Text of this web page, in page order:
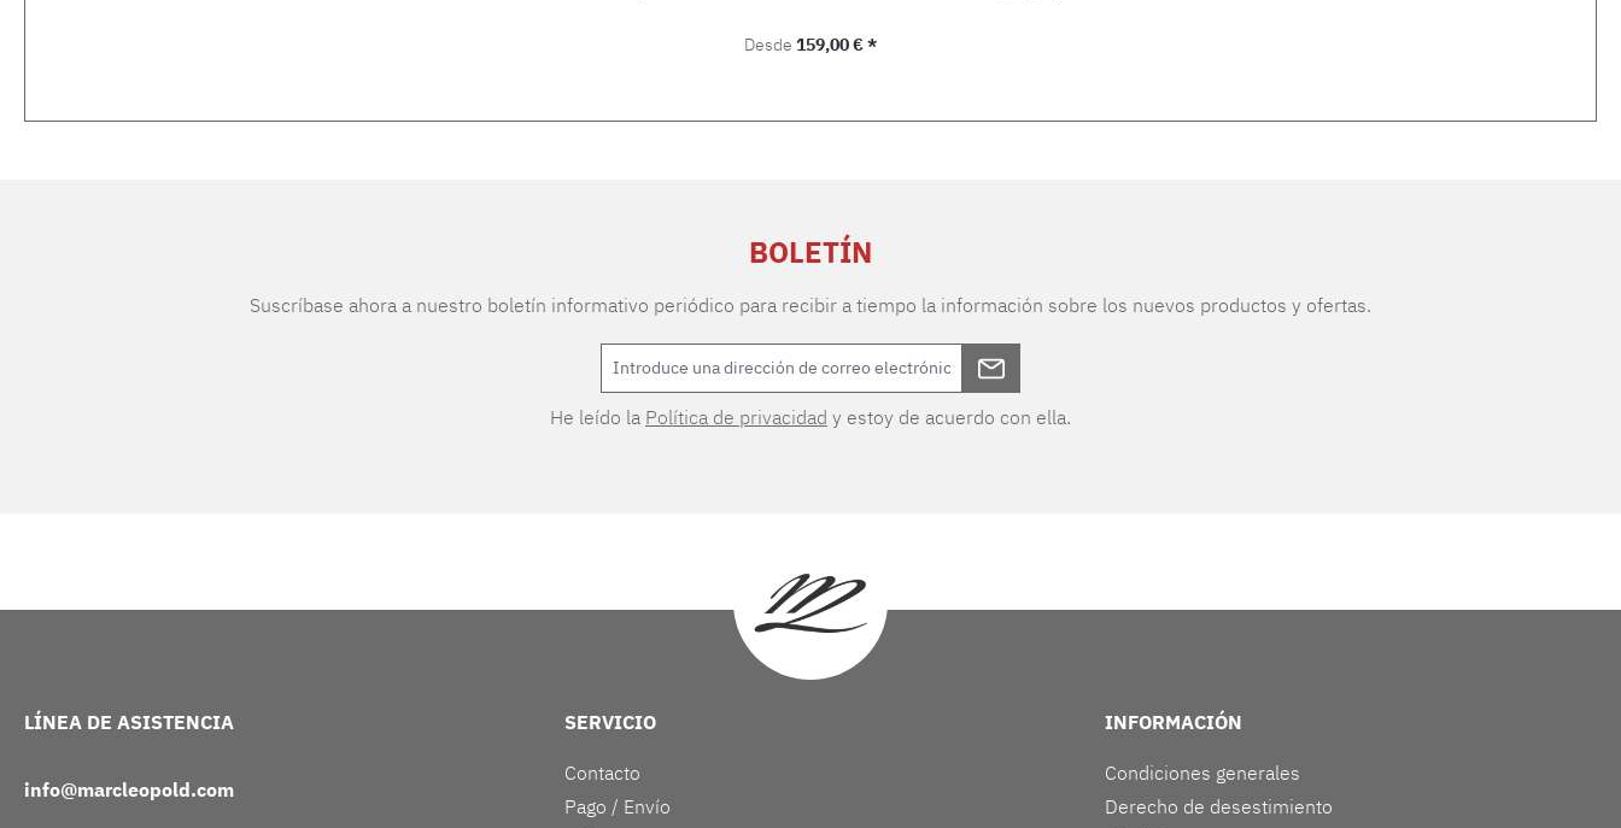
Precio normal:
Desde 159,00 € *
BOLETÍN
Suscríbase ahora a nuestro boletín informativo periódico para recibir a tiempo la información sobre los nuevos productos y ofertas.
He leído la Política de privacidad y estoy de acuerdo con ella.
LÍNEA DE ASISTENCIA
info@marcleopold.com
SERVICIO
Contacto
Pago / Envío
INFORMACIÓN
Condiciones generales
Derecho de desestimiento